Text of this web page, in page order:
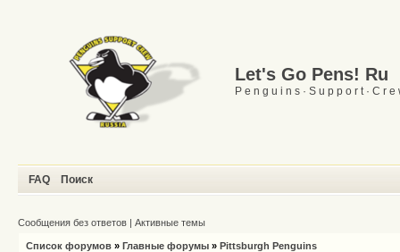
Let's Go Pens! Ru
P e n g u i n s · S u p p o r t · C r e
FAQ Поиск
Сообщения без ответов | Активные темы
Список форумов » Главные форумы » Pittsburgh Penguins